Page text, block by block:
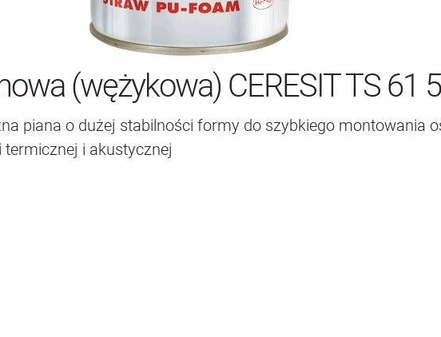
(wężykowa) CERESIT TS 61
piana o dużej stabilności formy do szybkiego montowania
termicznej i akustycznej